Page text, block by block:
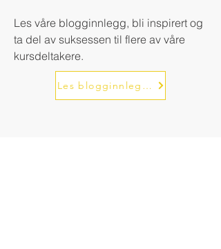
Les våre blogginnlegg, bli inspirert og
ta del av suksessen til flere av våre
kursdeltakere.
Les blogginnleggen her